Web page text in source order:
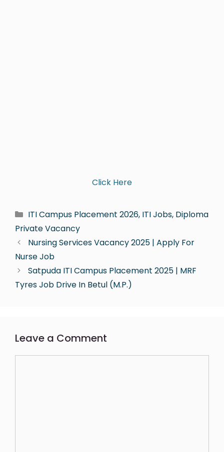
Click Here
ITI Campus Placement 2026, ITI Jobs, Diploma
Private Vacancy
Nursing Services Vacancy 2025 | Apply For
Nurse Job
Satpuda ITI Campus Placement 2025 | MRF
Tyres Job Drive In Betul (M.P.)
Leave a Comment